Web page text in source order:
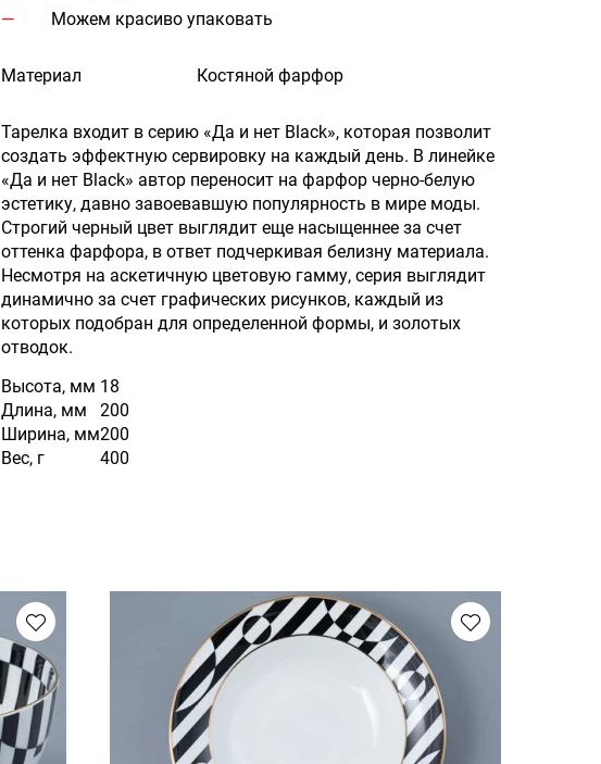
Можем красиво упаковать
Материал Костяной фарфор
Тарелка входит в серию «Да и нет Black», которая позволит
создать эффектную сервировку на каждый день. В линейке
«Да и нет Black» автор переносит на фарфор черно-белую
эстетику, давно завоевавшую популярность в мире моды.
Строгий черный цвет выглядит еще насыщеннее за счет
оттенка фарфора, в ответ подчеркивая белизну материала.
Несмотря на аскетичную цветовую гамму, серия выглядит
динамично за счет графических рисунков, каждый из
которых подобран для определенной формы, и золотых
отводок.
Высота, мм 18
Длина, мм
200
Ширина, мм200
Вес, г
400